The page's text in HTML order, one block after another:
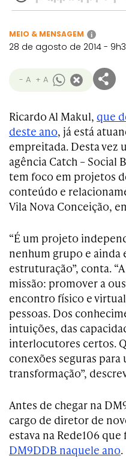
MEIO & MENSAGEM i
28 de agosto de 2014 -
- A + A
Ricardo Al Makul, que
deste ano, já está
empreitada. Desta vez
agência Catch – Social
tem foco em projetos
conteúdo e
Vila Nova Conceição,
“É um projeto
nenhum grupo e ainda
estruturação”, conta.
missão: promover a
encontro físico e
pessoas. Dos
intuições, das
interlocutores certos.
conexões seguras
transformação”,
Antes de chegar na
cargo de diretor de
estava na Rede106 que
DM9DDB naquele ano.